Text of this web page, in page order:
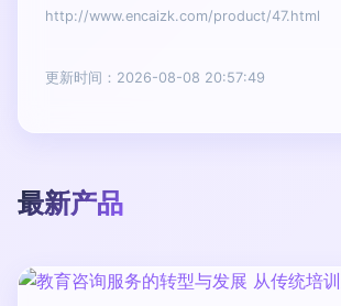
http://www.encaizk.com/product/47.html
更新时间：2026-08-08 20:57:49
最新产品